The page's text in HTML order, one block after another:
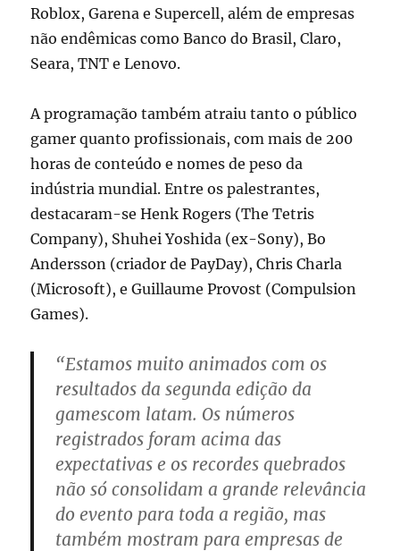
Roblox, Garena e Supercell, além de empresas
não endêmicas como Banco do Brasil, Claro,
Seara, TNT e Lenovo.
A programação também atraiu tanto o público
gamer quanto profissionais, com mais de 200
horas de conteúdo e nomes de peso da
indústria mundial. Entre os palestrantes,
destacaram-se Henk Rogers (The Tetris
Company), Shuhei Yoshida (ex-Sony), Bo
Andersson (criador de PayDay), Chris Charla
(Microsoft), e Guillaume Provost (Compulsion
Games).
“Estamos muito animados com os
resultados da segunda edição da
gamescom latam. Os números
registrados foram acima das
expectativas e os recordes quebrados
não só consolidam a grande relevância
do evento para toda a região, mas
também mostram para empresas de